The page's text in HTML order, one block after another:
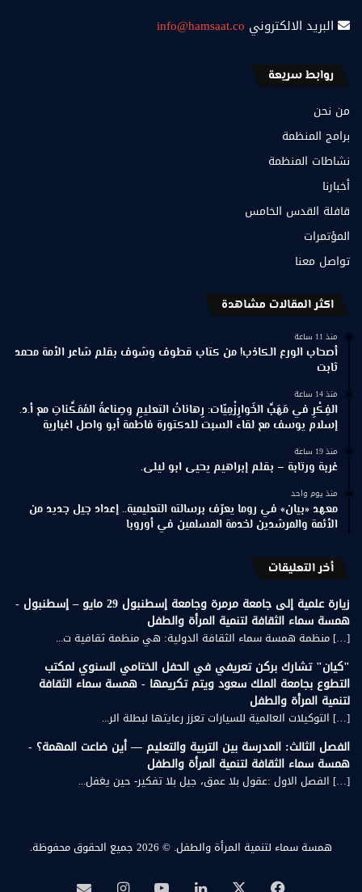
البريد الالكتروني info@hamsaat.co
روابط سريعة
من نحن
برامج المنظمة
نشاطات المنظمة
أخبارنا
قافلة القدس الخامس
المؤتمرات
تواصل معنا
اكثر المقالات مشاهدة
منذ 11 ساعة
أصحاب الورع الكاذب! من كتاب قطوف وشوف بقلم شاعر الأمة محمد
ثابت
منذ 14 ساعة
الفِكْرِ في مَهَبِّ الخَوارِزْمِيّات: رِهاناتُ التعليمِ وصِناعةُ المُمَكِّناتِ مع أ.د.
إسلام يوسف مع لقاء السبت للدكتورة فاطمة أبو واصل اغبارية
منذ 19 ساعة
غربة ورتابة – بقلم إبراهيم يحيى ابو ليلى.
منذ يوم واحد
معهد «بيان» في روما يعرّف برسالته التعليمية.. إعداد جيل جديد من
الأئمة والمرشدين لخدمة المسلمين في أوروبا
أخر التعليقات
زيارة علمية إلى جامعة مرمرة وجامعة إسطنبول 29 مايو – إسطنبول -
همسة سماء الثقافة لتنمية المرأة والطفل
[…] منظمة همسة سماء الثقافة الدولية: هي منظمة ثقافية ت...
"كيان" تشارك بركن تعريفي في الحفل الختامي السنوي لمكتب
التطوع بجامعة الملك سعود ويتم تكريمها - همسة سماء الثقافة
لتنمية المرأة والطفل
[…] التوكيلات العالمية للسيارات تعزز رعايتها لبطلة الر...
الفصل الثالث: المدرسة بين التربية والتعليم — أين ضاعت المهمة؟ -
همسة سماء الثقافة لتنمية المرأة والطفل
[…] الفصل الاول :عقول بلا عمق، جيل بلا تفكير- حين يغفل...
همسة سماء لتنمية المرأة والطفل. © 2026 جميع الحقوق محفوظة.